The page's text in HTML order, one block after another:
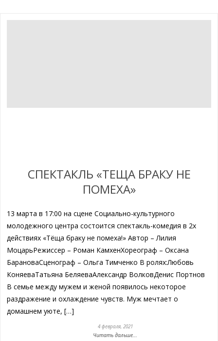
СПЕКТАКЛЬ «ТЕЩА БРАКУ НЕ
ПОМЕХА»
13 марта в 17:00 на сцене Социально-культурного
молодежного центра состоится спектакль-комедия в 2х
действиях «Тёща браку не помеха!» Автор – Лилия
МоцарьРежиссер – Роман КамхенХореограф – Оксана
БарановаСценограф – Ольга Тимченко В ролях:Любовь
КоняеваТатьяна БеляеваАлександр ВолковДенис Портнов
В семье между мужем и женой появилось некоторое
раздражение и охлаждение чувств. Муж мечтает о
домашнем уюте, […]
4 февраля, 2021
Читать дальше...